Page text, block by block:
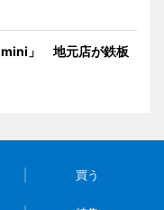
mini」 地元店が鉄板
買う